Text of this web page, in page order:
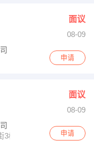
面议
08-09
申请
面议
08-09
3栋1201
申请